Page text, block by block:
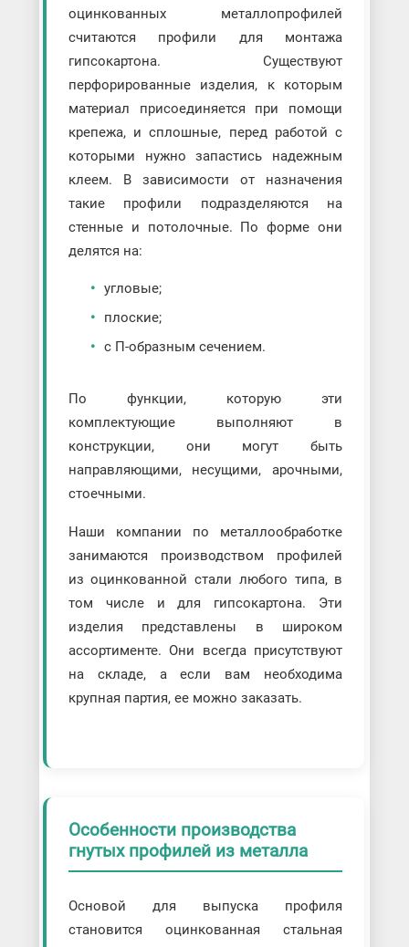
оцинкованных металлопрофилей
считаются профили для монтажа
гипсокартона. Существуют
перфорированные изделия, к которым
материал присоединяется при помощи
крепежа, и сплошные, перед работой с
которыми нужно запастись надежным
клеем. В зависимости от назначения
такие профили подразделяются на
стенные и потолочные. По форме они
делятся на:
угловые;
плоские;
с П-образным сечением.
По функции, которую эти
комплектующие выполняют в
конструкции, они могут быть
направляющими, несущими, арочными,
стоечными.
Наши компании по металлообработке
занимаются производством профилей
из оцинкованной стали любого типа, в
том числе и для гипсокартона. Эти
изделия представлены в широком
ассортименте. Они всегда присутствуют
на складе, а если вам необходима
крупная партия, ее можно заказать.
Особенности производства
гнутых профилей из металла
Основой для выпуска профиля
становится оцинкованная стальная